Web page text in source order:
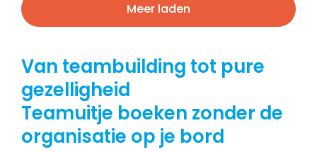
Meer laden
Van teambuilding tot pure
gezelligheid
Teamuitje boeken zonder de
organisatie op je bord